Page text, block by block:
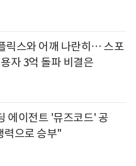
릭스와 어깨 나란히… 스포
자 3억 돌파 비결은
에이전트 '뮤즈코드' 공
으로 승부"